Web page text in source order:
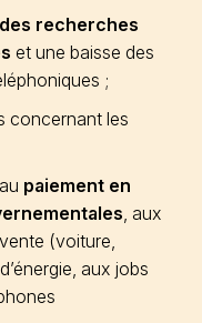
recherches
et une baisse des
;
concernant les
paiement en
, aux
(voiture,
aux jobs